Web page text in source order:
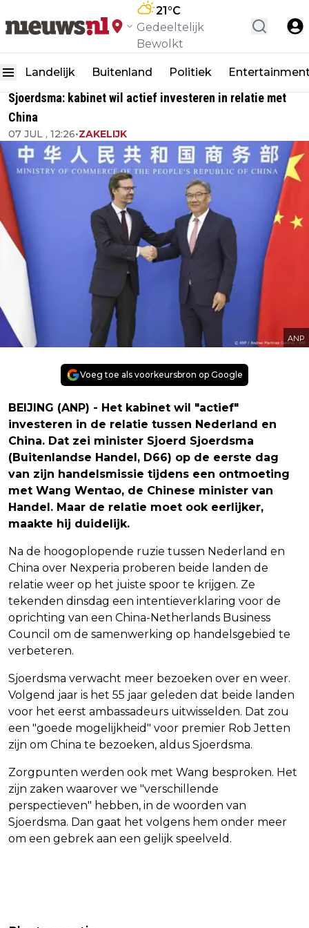
21°C
Gedeeltelijk
Bewolkt
Landelijk Buitenland Politiek
Sjoerdsma: kabinet wil actief investeren in relatie met
China
07 JUL , 12:26•ZAKELIJK
ANP
Voeg toe als voorkeursbron op Google
BEIJING (ANP) - Het kabinet wil "actief"
investeren in de relatie tussen Nederland en
China. Dat zei minister Sjoerd Sjoerdsma
(Buitenlandse Handel, D66) op de eerste dag
van zijn handelsmissie tijdens een ontmoeting
met Wang Wentao, de Chinese minister van
Handel. Maar de relatie moet ook eerlijker,
maakte hij duidelijk.
Na de hoogoplopende ruzie tussen Nederland en
China over Nexperia proberen beide landen de
relatie weer op het juiste spoor te krijgen. Ze
tekenden dinsdag een intentieverklaring voor de
oprichting van een China-Netherlands Business
Council om de samenwerking op handelsgebied te
verbeteren.
Sjoerdsma verwacht meer bezoeken over en weer.
Volgend jaar is het 55 jaar geleden dat beide landen
voor het eerst ambassadeurs uitwisselden. Dat zou
een "goede mogelijkheid" voor premier Rob Jetten
zijn om China te bezoeken, aldus Sjoerdsma.
Zorgpunten werden ook met Wang besproken. Het
zijn zaken waarover we "verschillende
perspectieven" hebben, in de woorden van
Sjoerdsma. Dan gaat het volgens hem onder meer
om een gebrek aan een gelijk speelveld.